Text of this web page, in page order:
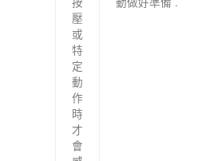
壓
或
特
定
動
作
時
才
會